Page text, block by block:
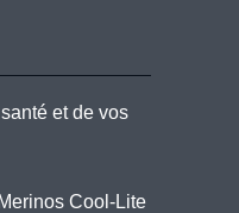
et de vos
Cool-Lite